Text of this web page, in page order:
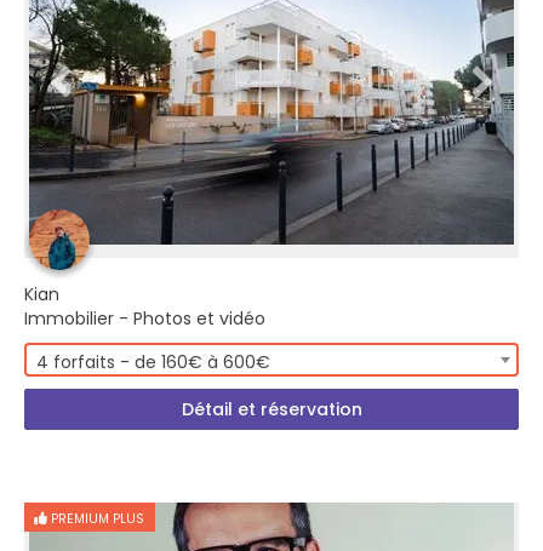
Kian
Immobilier - Photos et vidéo
4 forfaits - de 160€ à 600€
Détail et réservation
PREMIUM PLUS